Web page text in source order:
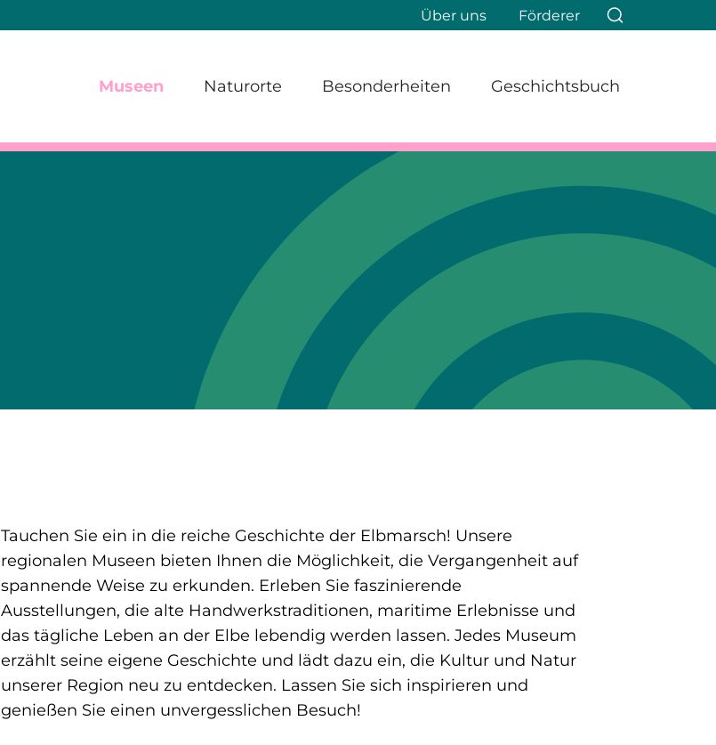
Über uns Förderer
Museen Naturorte Besonderheiten Geschichtsbuch
Tauchen Sie ein in die reiche Geschichte der Elbmarsch! Unsere
regionalen Museen bieten Ihnen die Möglichkeit, die Vergangenheit auf
spannende Weise zu erkunden. Erleben Sie faszinierende
Ausstellungen, die alte Handwerkstraditionen, maritime Erlebnisse und
das tägliche Leben an der Elbe lebendig werden lassen. Jedes Museum
erzählt seine eigene Geschichte und lädt dazu ein, die Kultur und Natur
unserer Region neu zu entdecken. Lassen Sie sich inspirieren und
genießen Sie einen unvergesslichen Besuch!